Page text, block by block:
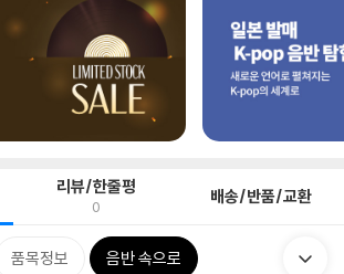
리뷰/한줄평
0 배송/반품/교환
품목정보 음반 속으로